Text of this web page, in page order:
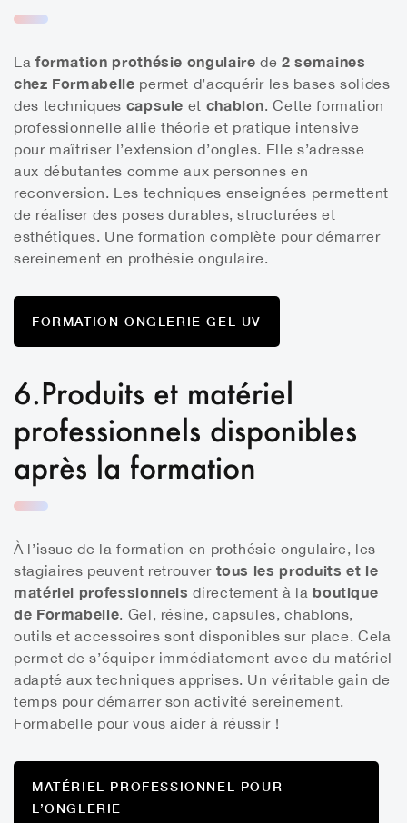
La formation prothésie ongulaire de2 semaines
chez Formabelle permet d’acquérir les bases solides
des techniques capsule et chablon. Cette formation
professionnelle allie théorie et pratique intensive
pour maîtriser l’extension d’ongles. Elle s’adresse
aux débutantes comme aux personnes en
reconversion. Les techniques enseignées permettent
de réaliser des poses durables, structurées et
esthétiques. Une formation complète pour démarrer
sereinement en prothésie ongulaire.
FORMATION ONGLERIE GEL UV
6.Produits et matériel
professionnels disponibles
après la formation
À l’issue de la formation en prothésie ongulaire, les
stagiaires peuvent retrouver tous les produits et le
matériel professionnels directement à la boutique
de Formabelle. Gel, résine, capsules, chablons,
outils et accessoires sont disponibles sur place. Cela
permet de s’équiper immédiatement avec du matériel
adapté aux techniques apprises. Un véritable gain de
temps pour démarrer son activité sereinement.
Formabelle pour vous aider à réussir !
MATÉRIEL PROFESSIONNEL POUR
L’ONGLERIE